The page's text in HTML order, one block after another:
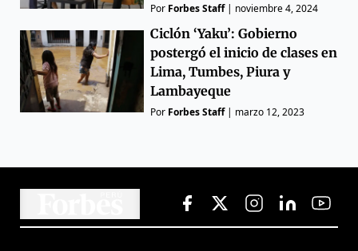
Por Forbes Staff| noviembre 4, 2024
Ciclón ‘Yaku’: Gobierno
postergó el inicio de clases en
Lima, Tumbes, Piura y
Lambayeque
Por Forbes Staff| marzo 12, 2023